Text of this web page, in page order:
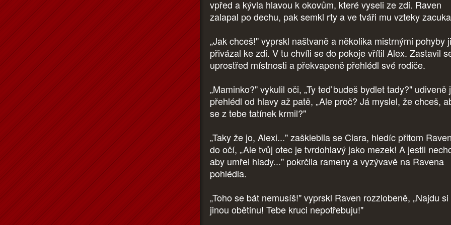
vpřed a kývla hlavou k okovům, které vyseli ze zdi. Raven
zalapal po dechu, pak semkl rty a ve tváři mu vzteky
„Jak chceš!" vyprskl naštvaně a několika mistrnými pohyby ji
přivázal ke zdi. V tu chvíli se do pokoje vřítil Alex. Zastavil
uprostřed místnosti a překvapeně přehlédl své rodiče.
„Maminko?" vykulil oči, „Ty teď budeš bydlet tady?" udiveně
přehlédl od hlavy až patě, „Ale proč? Já myslel, že chceš,
se z tebe tatínek krmil?"
„Taky že jo, Alexi..." zašklebila se Ciara, hledíc přitom
do očí, „Ale tvůj otec je tvrdohlavý jako mezek! A jestli
aby umřel hlady..." pokrčila rameny a vyzývavě na Ravena
pohlédla.
„Toho se bát nemusíš!" vyprskl Raven rozzlobeně, „Najdu si
jinou obětinu! Tebe kruci nepotřebuju!"